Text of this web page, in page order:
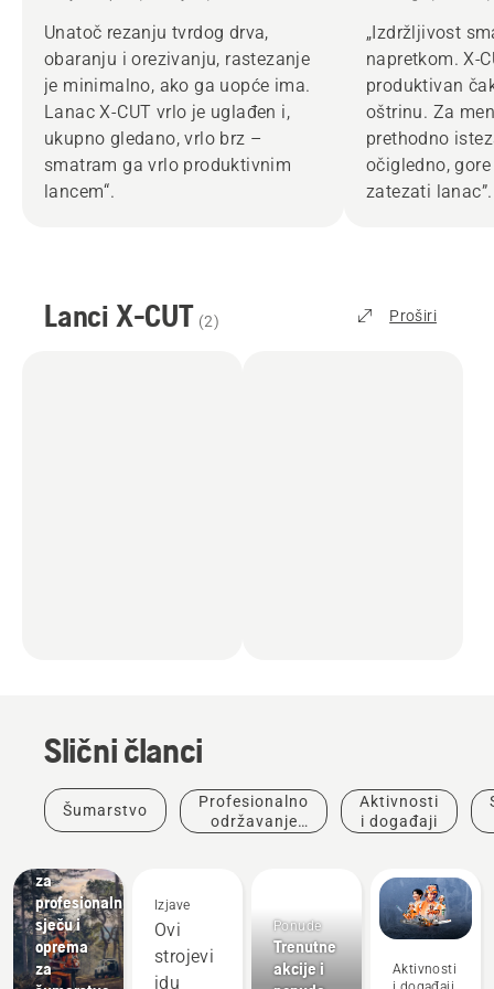
Unatoč rezanju tvrdog drva,
obaranju i orezivanju, rastezanje
je minimalno, ako ga uopće ima.
Lanac X-CUT vrlo je uglađen i,
ukupno gledano, vrlo brz –
smatram ga vrlo produktivnim
lancem“.
„Izdržljivost
napretkom.
produktivan
oštrinu. Za
prethodno
očigledno,
zatezati lanac”.
Lanci X-CUT (2) Proširi
Slični članci
Šumarstvo
Profesionalno
održavanje
Aktivnosti
i događaji
za
profesionalnu
sječu i
oprema
za
Izjave
Ovi
strojevi
idu
Ponude
Trenutne
akcije i
Aktivnosti